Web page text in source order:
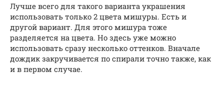
Лучше всего для такого варианта украшения
использовать только 2 цвета мишуры. Есть и
другой вариант. Для этого мишура тоже
разделяется на цвета. Но здесь уже можно
использовать сразу несколько оттенков. Вначале
дождик закручивается по спирали точно также, как
и в первом случае.